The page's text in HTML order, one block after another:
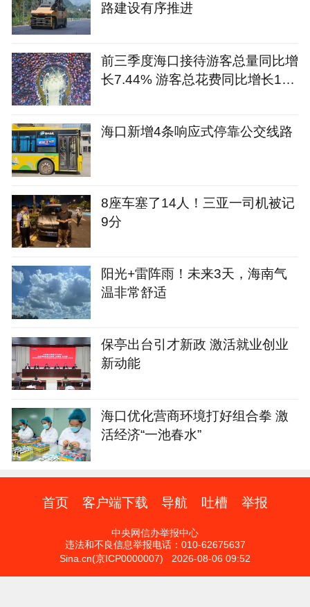
路建设有序推进
前三季度海口接待游客总量同比增
长7.44% 游客总花费同比增长12.
海口新增4条响应式停靠公交线路
8座车塞了14人！三亚一司机被记
9分
阳光+雷阵雨！未来3天，海南气
温非常舒适
保亭出台引才新政 激活就业创业
新动能
海口优化营商环境打好组合拳 激
活经济“一池春水”
首页 客户端下载 导航 吐槽 举报
中央网信办举报中心
违法和不良信息举报电话：010-62675637
Sina.cn(京ICP0000007) 2026-08-06 09:52